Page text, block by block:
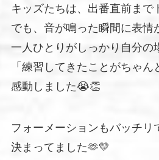
キッズたちは、出番直前ま
でも、音が鳴った瞬間に表情
一人ひとりがしっかり自分の
「練習してきたことがちゃ
感動しました😭👏
フォーメーションもバッチリ
決まってました🫶💛